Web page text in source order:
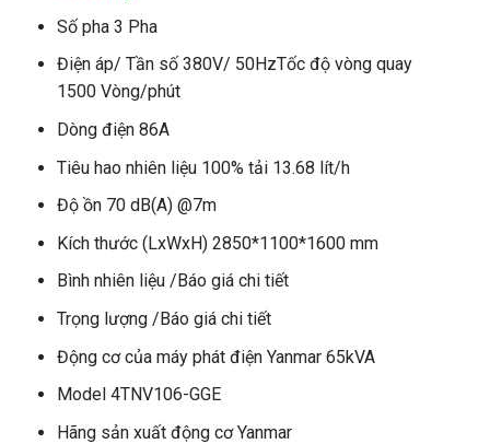
Số pha 3 Pha
Điện áp/ Tần số 380V/ 50HzTốc độ vòng quay
1500 Vòng/phút
Dòng điện 86A
Tiêu hao nhiên liệu 100% tải 13.68 lít/h
Độ ồn 70 dB(A) @7m
Kích thước (LxWxH) 2850*1100*1600 mm
Bình nhiên liệu /Báo giá chi tiết
Trọng lượng /Báo giá chi tiết
Động cơ của máy phát điện Yanmar 65kVA
Model 4TNV106-GGE
Hãng sản xuất động cơ Yanmar